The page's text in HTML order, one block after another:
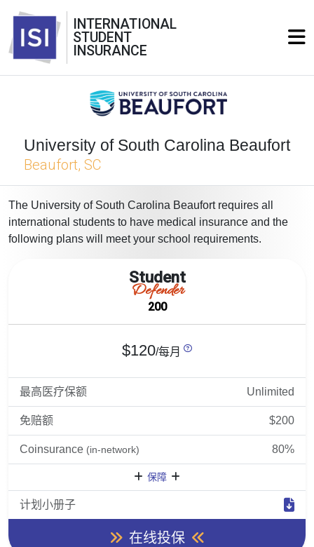
INTERNATIONAL
STUDENT
INSURANCE
University of South Carolina Beaufort
Beaufort, SC
The University of South Carolina Beaufort requires all
international students to have medical insurance and the
following plans will meet your school requirements.
Student
Defender
200
$120/每月
最高医疗保额 Unlimited
免赔额 $200
Coinsurance (in-network) 80%
保障
计划小册子
在线投保